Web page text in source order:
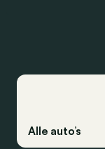
Alle auto’s